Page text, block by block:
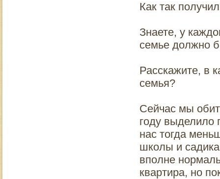
Как так
Знаете, у
семье должно
Расскажите, в
семья?
Сейчас мы
году выделило
нас тогда
школы и
вполне
квартира, но